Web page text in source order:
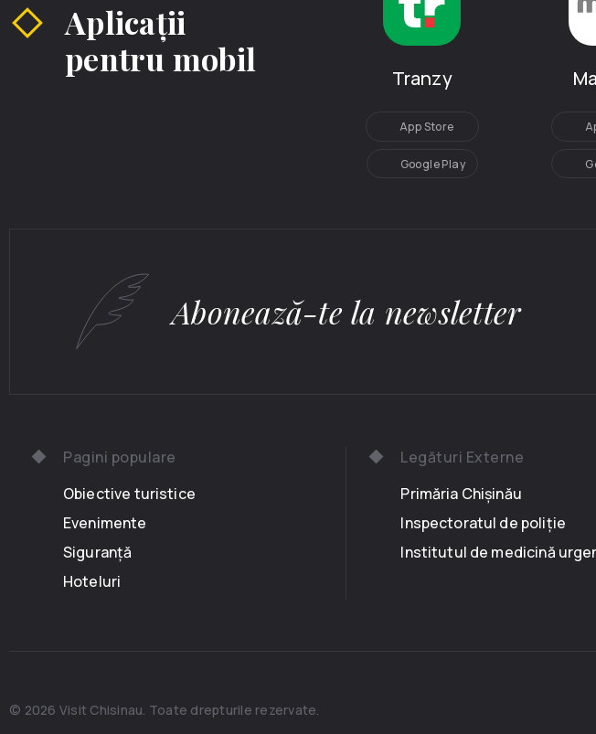
Aplicații
pentru mobil
Tranzy
App Store
Google Play
Abonează-te la newsletter
Pagini populare
Obiective turistice
Evenimente
Siguranță
Hoteluri
Legături Externe
Primăria Chișinău
Inspectoratul de poliție
Institutul de medicină
© 2026 Visit Chisinau. Toate drepturile rezervate.